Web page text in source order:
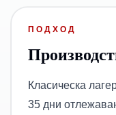
ПОДХОД
Класическа
35 дни